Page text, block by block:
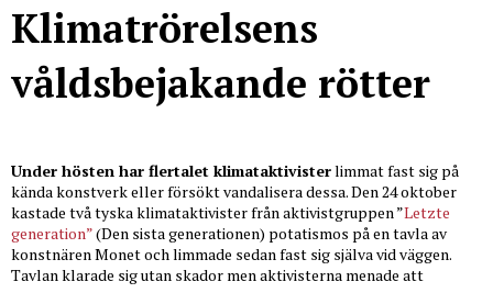
Klimatrörelsens
våldsbejakande rötter
Under hösten har flertalet klimataktivisterlimmat fast sig på
kända konstverk eller försökt vandalisera dessa. Den 24 oktober
kastade två tyska klimataktivister från aktivistgruppen ”Letzte
generation”(Den sista generationen) potatismos på en tavla av
konstnären Monet och limmade sedan fast sig själva vid väggen.
Tavlan klarade sig utan skador men aktivisterna menade att